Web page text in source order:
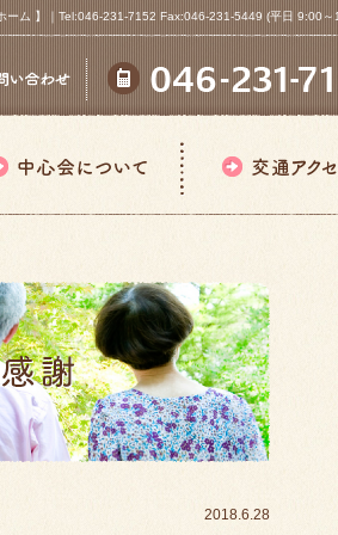
ーム 】｜Tel:046-231-7152 Fax:046-231-5449 (平日 9:00
2018.6.28